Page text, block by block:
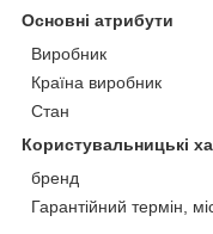
Основні атрибути
Виробник
Країна виробник
Стан
Користувальницькі
бренд
Гарантійний термін,